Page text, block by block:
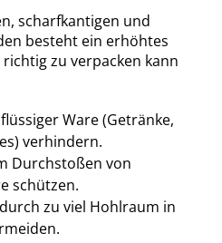
scharfkantigen und
besteht ein erhöhtes
zu verpacken kann
Ware (Getränke,
verhindern.
Durchstoßen von
schützen.
zu viel Hohlraum in